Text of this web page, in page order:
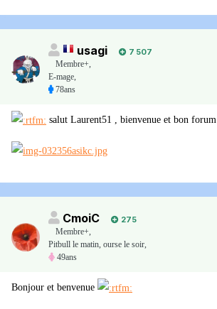
usagi
7 507
Membre+,
E-mage,
78ans
salut Laurent51 , bienvenue et bon forum
CmoiC
275
Membre+,
Pitbull le matin, ourse le soir,
49ans
Bonjour et benvenue